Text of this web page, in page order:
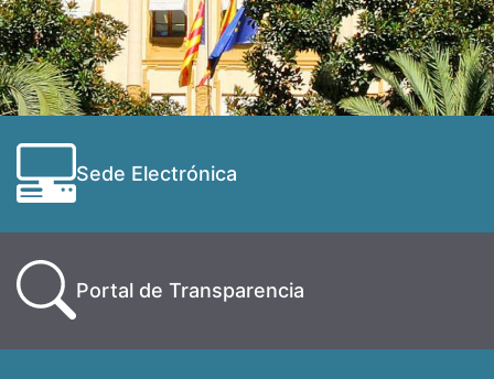
Sede Electrónica
Portal de Transparencia